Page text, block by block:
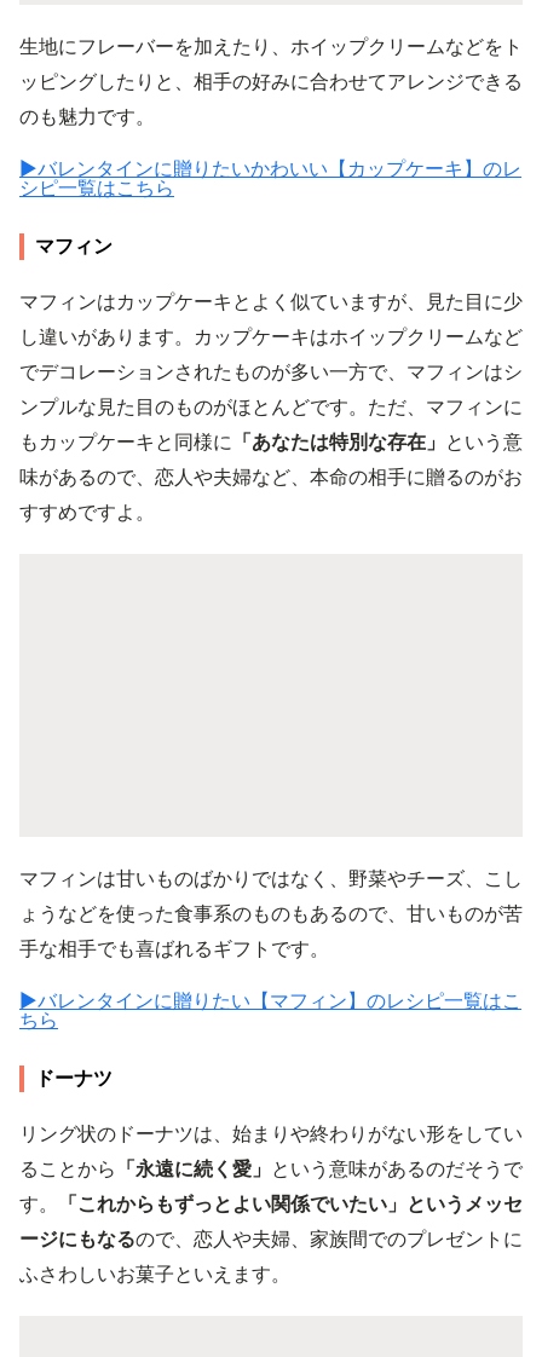
生地にフレーバーを加えたり、ホイップクリームなどをト
ッピングしたりと、相手の好みに合わせてアレンジできる
のも魅力です。
▶︎バレンタインに贈りたいかわいい【カップケーキ】のレ
シピ一覧はこちら
マフィン
マフィンはカップケーキとよく似ていますが、見た目に少
し違いがあります。カップケーキはホイップクリームなど
でデコレーションされたものが多い一方で、マフィンはシ
ンプルな見た目のものがほとんどです。ただ、マフィンに
もカップケーキと同様に 「あなたは特別な存在」 という意
味があるので、恋人や夫婦など、本命の相手に贈るのがお
すすめですよ。
マフィンは甘いものばかりではなく、野菜やチーズ、こし
ょうなどを使った食事系のものもあるので、甘いものが苦
手な相手でも喜ばれるギフトです。
▶︎バレンタインに贈りたい【マフィン】のレシピ一覧はこ
ちら
ドーナツ
リング状のドーナツは、始まりや終わりがない形をしてい
ることから 「永遠に続く愛」 という意味があるのだそうで
す。
「これからもずっとよい関係でいたい」というメッセ
ージにもなるので、恋人や夫婦、家族間でのプレゼントに
ふさわしいお菓子といえます。